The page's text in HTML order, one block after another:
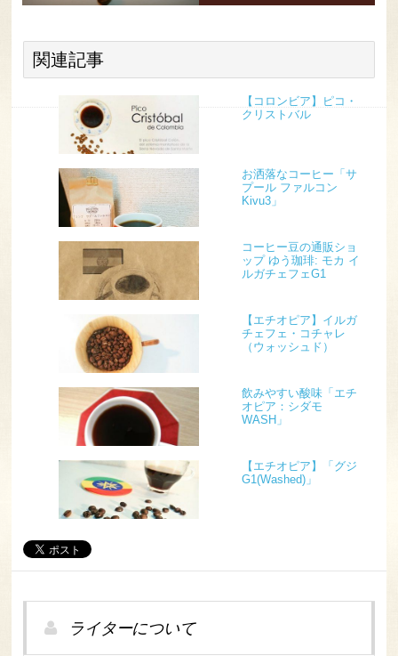
関連記事
【コロンビア】ピコ・
クリストバル
お洒落なコーヒー「サ
プール ファルコン
Kivu3」
コーヒー豆の通販ショ
ップ ゆう珈琲: モカ イ
ルガチェフェG1
【エチオピア】イルガ
チェフェ・コチャレ
（ウォッシュド）
飲みやすい酸味「エチ
オピア：シダモ
WASH」
【エチオピア】「グジ
G1(Washed)」
ライターについて